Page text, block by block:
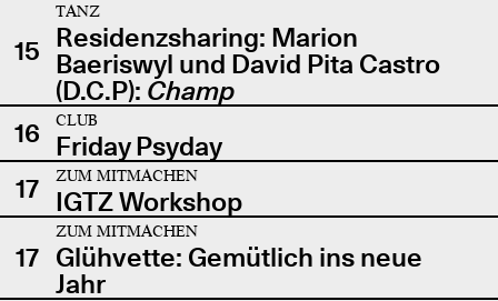
15
TANZ
Residenzsharing: Marion
Baeriswyl und David Pita Castro
(D.C.P): Champ
16
CLUB
Friday Psyday
17
ZUM MITMACHEN
IGTZ Workshop
17
ZUM MITMACHEN
Glühvette: Gemütlich ins neue
Jahr